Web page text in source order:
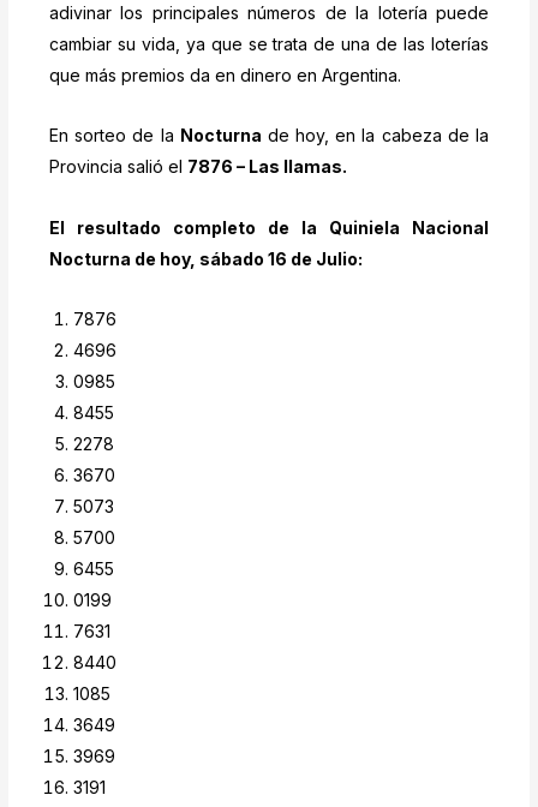
adivinar los principales números de la lotería puede
cambiar su vida, ya que se trata de una de las loterías
que más premios da en dinero en Argentina.
En sorteo de la Nocturna de hoy, en la cabeza de la
Provincia salió el 7876 – Las llamas.
El resultado completo de la Quiniela Nacional
Nocturna de hoy, sábado 16 de Julio:
7876
4696
0985
8455
2278
3670
5073
5700
6455
0199
7631
8440
1085
3649
3969
3191